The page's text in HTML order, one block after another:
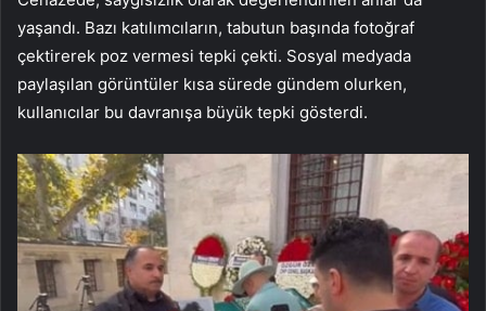
yaşandı. Bazı katılımcıların, tabutun başında fotoğraf
çektirerek poz vermesi tepki çekti. Sosyal medyada
paylaşılan görüntüler kısa sürede gündem olurken,
kullanıcılar bu davranışa büyük tepki gösterdi.